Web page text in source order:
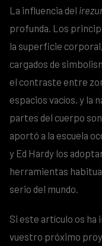
La influencia del
profunda. Los
la superficie
cargados de
el contraste entre
espacios vacíos, y la
partes del cuerpo
aportó a la escuela
y Ed Hardy los
herramientas
serio del mundo.
Si este artículo os ha
vuestro próximo